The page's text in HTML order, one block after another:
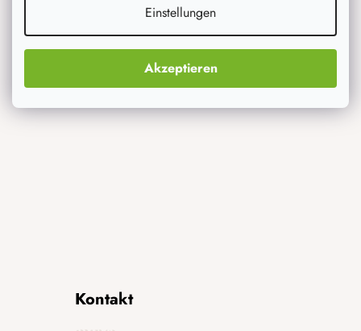
Einstellungen
Akzeptieren
Was interessiert dich am meisten
Kontakt